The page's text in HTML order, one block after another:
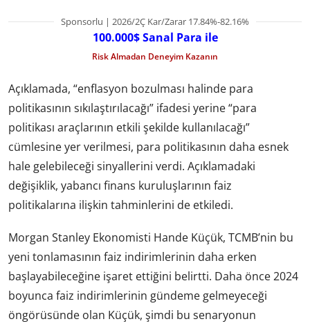
Sponsorlu | 2026/2Ç Kar/Zarar 17.84%-82.16%
100.000$ Sanal Para ile
Risk Almadan Deneyim Kazanın
Açıklamada, “enflasyon bozulması halinde para
politikasının sıkılaştırılacağı” ifadesi yerine “para
politikası araçlarının etkili şekilde kullanılacağı”
cümlesine yer verilmesi, para politikasının daha esnek
hale gelebileceği sinyallerini verdi. Açıklamadaki
değişiklik, yabancı finans kuruluşlarının faiz
politikalarına ilişkin tahminlerini de etkiledi.
Morgan Stanley Ekonomisti Hande Küçük, TCMB’nin bu
yeni tonlamasının faiz indirimlerinin daha erken
başlayabileceğine işaret ettiğini belirtti. Daha önce 2024
boyunca faiz indirimlerinin gündeme gelmeyeceği
öngörüsünde olan Küçük, şimdi bu senaryonun